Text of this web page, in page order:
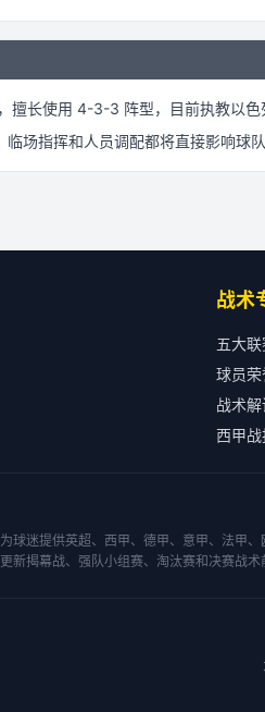
擅长使用 4-3-3 阵型，
目前执教以色
临场指挥和人员调配都将直接影响球
战术
五大联
球员荣
战术解
西甲战
球迷提供英超、西甲、德甲、意甲、法甲
新揭幕战、强队小组赛、淘汰赛和决赛战术